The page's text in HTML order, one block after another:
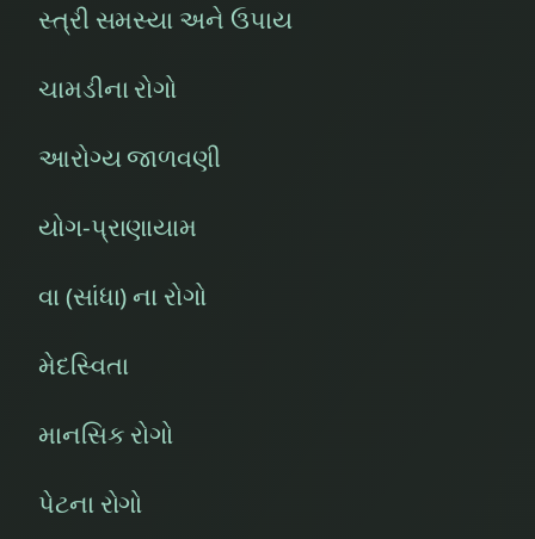
સ્ત્રી સમસ્યા અને ઉપાય
ચામડીના રોગો
આરોગ્ય જાળવણી
યોગ-પ્રાણાયામ
વા (સાંધા) ના રોગો
મેદસ્વિતા
માનસિક રોગો
પેટના રોગો